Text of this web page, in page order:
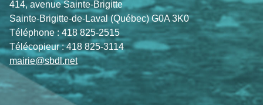
414, avenue Sainte-Brigitte
Sainte-Brigitte-de-Laval (Québec) G0A 3K0
Téléphone : 418 825-2515
Télécopieur : 418 825-3114
mairie@sbdl.net